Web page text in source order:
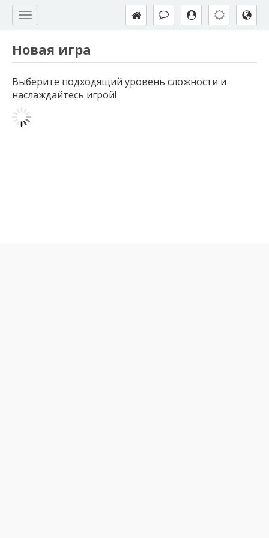
Новая игра
Выберите подходящий уровень сложности и
наслаждайтесь игрой!